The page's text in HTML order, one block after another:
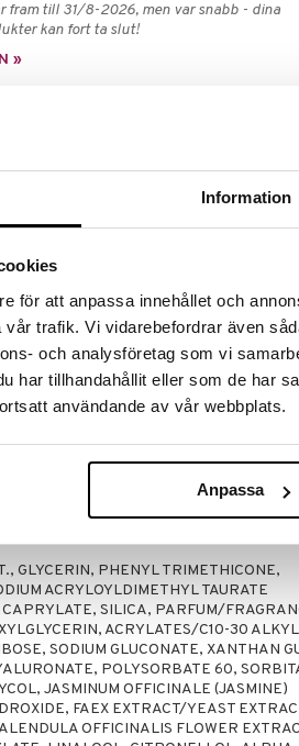
Information
för att anpassa innehållet och
trafik. Vi vidarebefordrar även
och analysföretag som vi
har tillhandahållit eller som de har
användande av vår webbplats.
Anpassa
fram till 31/8-2026, men var snabb - dina
kan fort ta slut!
»
på åldrande. Lämplig från 25-års
av jasminblomma, bekämpar de
stress, trötthet och föroreningar -
tecken på åldrande suddas ut och huden
matt finish är perfekt för normal och
åldrande
föroreningar
i ditt ansikte, hals och dekolletage - gärna
GLYCERIN, PHENYL TRIMETHICONE,
ACRYLOYLDIMETHYL TAURATE
SILICA, PARFUM/
ACRYLATES/C10-30 ALKYL
SODIUM GLUCONATE, XANTHAN
POLYSORBATE 60,
JASMINUM OFFICINALE (JASMINE)
FAEX EXTRACT/YEAST
OFFICINALIS FLOWER